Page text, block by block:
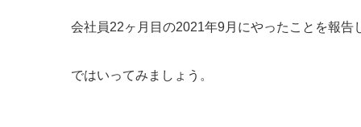
会社員22ヶ月目の2021年9月にやったことを報告
ではいってみましょう。